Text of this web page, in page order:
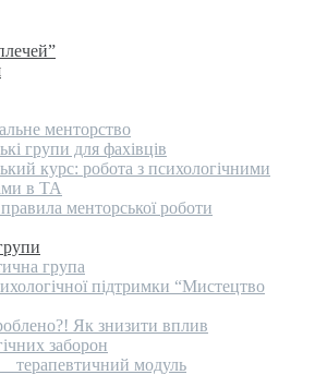
менторство
групи для фахівців
курс: робота з психологічними
в ТА
правила менторської роботи
група
підтримки “Мистецтво
Як знизити вплив
заборон
_ терапевтичний модуль